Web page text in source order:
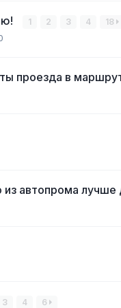
1 2 3 4 18
проезда в
автопрома лучше
3 4 6